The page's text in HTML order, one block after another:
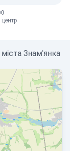
центр
міста Знам'янка